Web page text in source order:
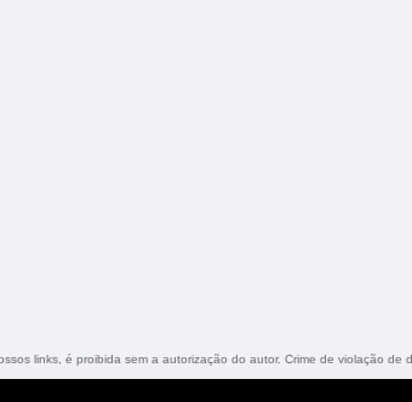
links, é proibida sem a autorização do autor. Crime de violação de